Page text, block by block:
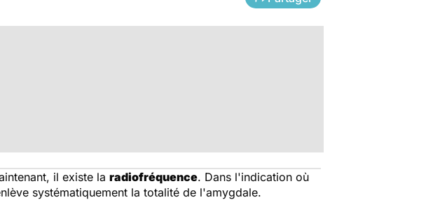
il existe la radiofréquence. Dans l'indication où
systématiquement la totalité de l'amygdale.